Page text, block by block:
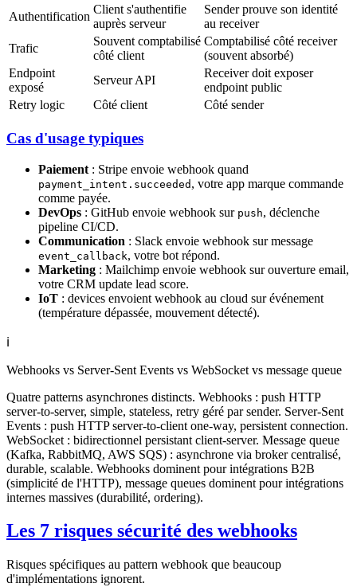
Authentification
Client s'authentifie
auprès serveur
Sender prouve son identité
au receiver
Trafic
Souvent comptabilisé
côté client
Comptabilisé côté receiver
(souvent absorbé)
Endpoint
exposé
Serveur API
Receiver doit exposer
endpoint public
Retry logic
Côté client Côté sender
Cas d'usage typiques
Paiement : Stripe envoie webhook quand
payment_intent.succeeded , votre app marque commande
comme payée.
DevOps : GitHub envoie webhook sur push, déclenche
pipeline CI/CD.
Communication : Slack envoie webhook sur message
event_callback, votre bot répond.
Marketing : Mailchimp envoie webhook sur ouverture email,
votre CRM update lead score.
IoT : devices envoient webhook au cloud sur événement
(température dépassée, mouvement détecté).
ℹ️
Webhooks vs Server-Sent Events vs WebSocket vs message queue
Quatre patterns asynchrones distincts. Webhooks : push HTTP
server-to-server, simple, stateless, retry géré par sender. Server-Sent
Events : push HTTP server-to-client one-way, persistent connection.
WebSocket : bidirectionnel persistant client-server. Message queue
(Kafka, RabbitMQ, AWS SQS) : asynchrone via broker centralisé,
durable, scalable. Webhooks dominent pour intégrations B2B
(simplicité de l'HTTP), message queues dominent pour intégrations
internes massives (durabilité, ordering).
Les 7 risques sécurité des webhooks
Risques spécifiques au pattern webhook que beaucoup
d'implémentations ignorent.